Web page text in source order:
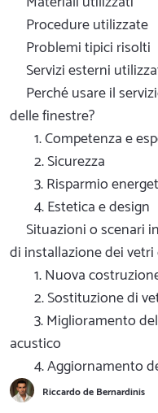
Procedure utilizzate
Problemi tipici risolti
Servizi esterni
Perché usare il
delle finestre?
1. Competenza e
2. Sicurezza
3. Risparmio
4. Estetica e design
Situazioni o scenari
di installazione dei
1. Nuova
2. Sostituzione di
3. Miglioramento
acustico
4. Aggiornamento
Riccardo de Bernardinis